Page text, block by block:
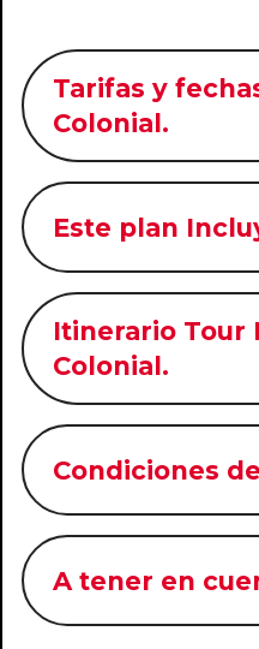
Tarifas y
Colonial.
Este plan
Itinerario Tour
Colonial.
Condiciones
A tener en